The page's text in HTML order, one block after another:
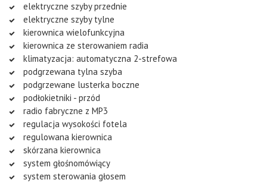
elektryczne szyby przednie
elektryczne szyby tylne
kierownica wielofunkcyjna
kierownica ze sterowaniem radia
klimatyzacja: automatyczna 2-strefowa
podgrzewana tylna szyba
podgrzewane lusterka boczne
podłokietniki - przód
radio fabryczne z MP3
regulacja wysokości fotela
regulowana kierownica
skórzana kierownica
system głośnomówiący
system sterowania głosem